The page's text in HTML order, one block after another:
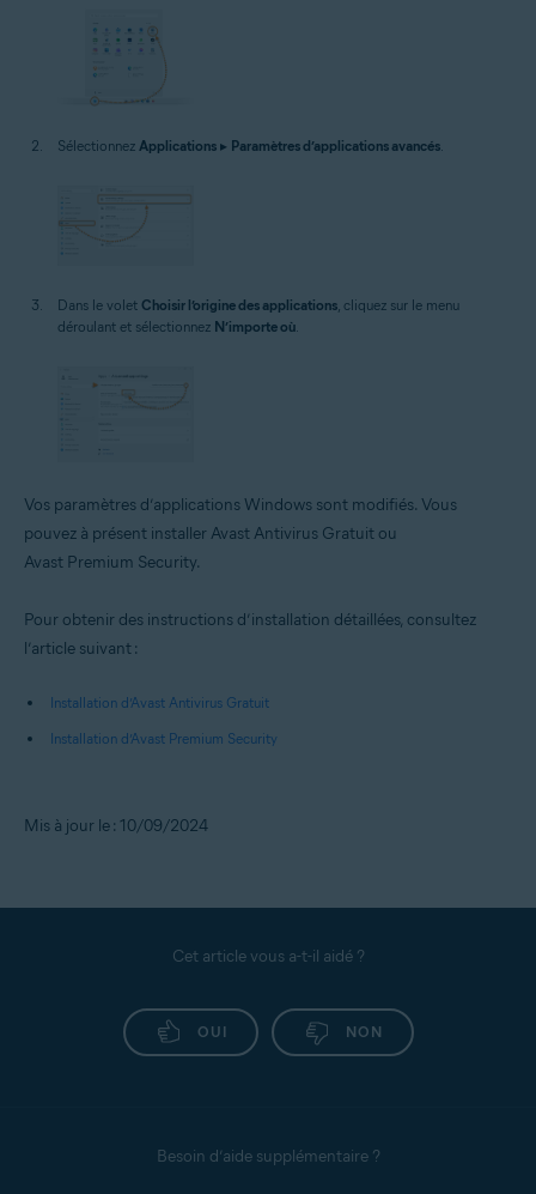
Sélectionnez Applications ▸ Paramètres d’applications avancés.
Dans le volet Choisir l’origine des applications, cliquez sur le menu
déroulant et sélectionnez N’importe où.
Vos paramètres d’applications Windows sont modifiés. Vous
pouvez à présent installer Avast Antivirus Gratuit ou
Avast Premium Security.
Pour obtenir des instructions d’installation détaillées, consultez
l’article suivant :
Installation d’Avast Antivirus Gratuit
Installation d’Avast Premium Security
Mis à jour le : 10/09/2024
Cet article vous a-t-il aidé ?
OUI NON
Besoin d’aide supplémentaire ?